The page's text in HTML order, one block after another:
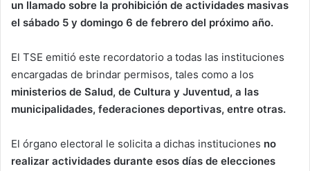
un llamado sobre la prohibición de actividades masivas
el sábado 5 y domingo 6 de febrero del próximo año.
El TSE emitió este recordatorio a todas las instituciones
encargadas de brindar permisos, tales como a los
ministerios de Salud, de Cultura y Juventud, a las
municipalidades, federaciones deportivas, entre otras.
El órgano electoral le solicita a dichas instituciones no
realizar actividades durante esos días de elecciones